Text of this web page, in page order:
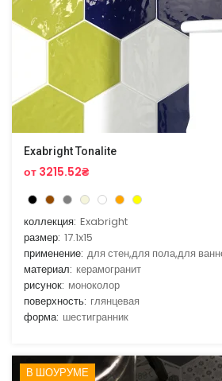
Exabright Tonalite
от 3215.52₴
коллекция: Exabright
размер: 17.1x15
применение: для стен,для пола,для
материал: керамогранит
рисунок: моноколор
поверхность: глянцевая
форма: шестигранник
В ШОУРУМЕ